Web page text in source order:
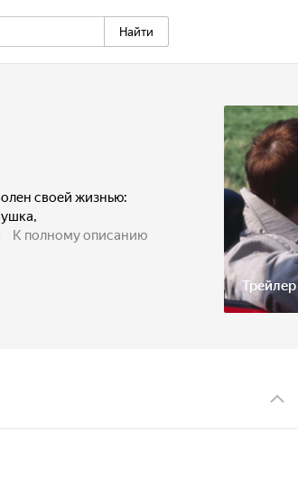
Найти
Трейлер
своей жизнью:
университете.
пор ему стала
отправляется
незнакомку
К полному описанию